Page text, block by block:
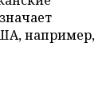
например,